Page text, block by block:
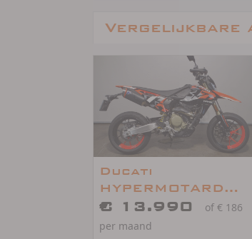
Vergelijkbare
Ducati
HYPERMOTARD
698 MONO RVE
€ 13.990
of € 186
per maand